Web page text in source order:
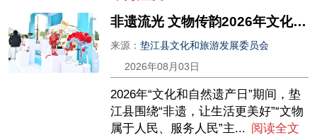
非遗流光 文物传韵2026年文化和自然遗产日活动精彩纷呈
来源：垫江县文化和旅游发展委员会
2026年08月03日
2026年“文化和自然遗产日”期间，垫
江县围绕“非遗，让生活更美好”“文物
属于人民、服务人民”主... 阅读全文